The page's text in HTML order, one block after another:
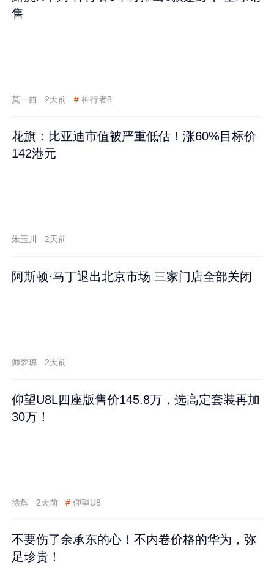
售
莫一西 2天前 # 神行者8
花旗：比亚迪市值被严重低估！涨60%目标价
142港元
朱玉川 2天前
阿斯顿·马丁退出北京市场 三家门店全部关闭
师梦琼 2天前
仰望U8L四座版售价145.8万，选高定套装再加
30万！
徐辉 2天前 # 仰望U8
不要伤了余承东的心！不内卷价格的华为，弥
足珍贵！